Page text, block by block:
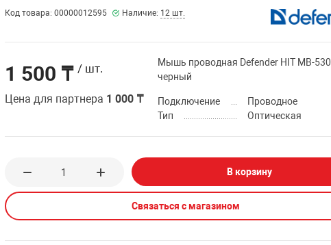
Код товара: 00000012595 Наличие: 12 шт.
1 500 ₸ / шт.
Цена для партнера 1 000 ₸
Мышь проводная Defender HIT MB-530
черный
Подключение
Проводное
Тип
Оптическая
В корзину
Связаться с магазином